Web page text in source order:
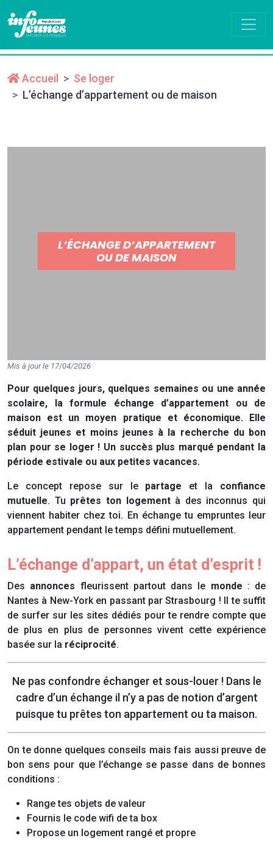
Accueil
Se loger
L’échange d’appartement ou de maison
L’ÉCHANGE D’APPARTEMENT
OU DE MAISON
Mis à jour le 17/04/2026
Pour quelques jours, quelques semaines ou une année
scolaire, la formule échange d’appartement ou de
maison est un moyen pratique et économique. Elle
séduit jeunes et moins jeunes à la recherche du bon
plan pour se loger ! Un succès plus marqué pendant la
période estivale ou aux petites vacances.
Le concept repose sur le partage et la confiance
mutuelle. Tu prêtes ton logementà des inconnus qui
viennent habiter chez toi. En échange tu empruntes leur
appartement pendant le temps défini mutuellement.
L’échange d’appart, un état d’esprit !
Des annonces fleurissent partout dans le monde : de
Nantes à New-York en passant par Strasbourg ! Il te suffit
de surfer sur les sites dédiés pour te rendre compte que
de plus en plus de personnes vivent cette expérience
basée sur la réciprocité.
Ne pas confondre échanger et sous-louer ! Dans le
cadre d’un échange il n’y a pas de notion d’argent
puisque tu prêtes ton appartement ou ta maison.
On te donne quelques conseils mais fais aussi preuve de
bon sens pour que l’échange se passe dans de bonnes
conditions :
Range tes objets de valeur
Fournis le code wifi de ta box
Propose un logement rangé et propre